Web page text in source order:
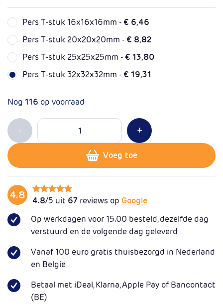
Pers T-stuk 16x16x16mm -€ 6,46
Pers T-stuk 20x20x20mm -€ 8,82
Pers T-stuk 25x25x25mm -€ 13,80
Pers T-stuk 32x32x32mm -€ 19,31
Nog 116 op voorraad
- Min 1
Aantal
+Plus 1
Voeg toe
4.8 4.8/5 uit 67 reviews op Google
Op werkdagen voor 15.00 besteld, dezelfde dag
verstuurd en de volgende dag geleverd
Vanaf 100 euro gratis thuisbezorgd in Nederland
en België
Betaal met iDeal, Klarna, Apple Pay of Bancontact
(BE)